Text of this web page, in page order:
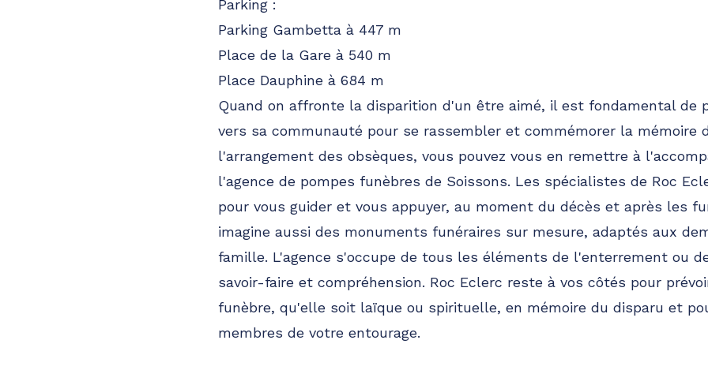
Parking :
Parking Gambetta à 447 m
Place de la Gare à 540 m
Place Dauphine à 684 m
Quand on affronte la disparition d'un être aimé, il est fondamental de
vers sa communauté pour se rassembler et commémorer la mémoire
l'arrangement des obsèques, vous pouvez vous en remettre à
l'agence de pompes funèbres de Soissons. Les spécialistes de Roc
pour vous guider et vous appuyer, au moment du décès et après les
imagine aussi des monuments funéraires sur mesure, adaptés aux
famille. L'agence s'occupe de tous les éléments de l'enterrement ou
savoir-faire et compréhension. Roc Eclerc reste à vos côtés pour
funèbre, qu'elle soit laïque ou spirituelle, en mémoire du disparu et
membres de votre entourage.